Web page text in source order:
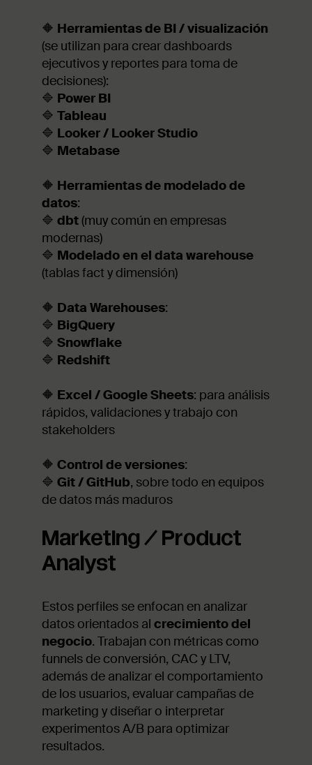
🔶 Herramientas de BI / visualización
(se utilizan para crear dashboards
ejecutivos y reportes para toma de
decisiones):
🔷 Power BI
🔷 Tableau
🔷 Looker / Looker Studio
🔷 Metabase
🔶 Herramientas de modelado de
datos:
🔷 dbt(muy común en empresas
modernas)
🔷 Modelado en el data warehouse
(tablas fact y dimensión)
🔶 Data Warehouses:
🔷 BigQuery
🔷 Snowflake
🔷 Redshift
🔶 Excel / Google Sheets: para análisis
rápidos, validaciones y trabajo con
stakeholders
🔶 Control de versiones:
🔷 Git / GitHub, sobre todo en equipos
de datos más maduros
Marketing / Product
Analyst
Estos perfiles se enfocan en analizar
datos orientados al crecimiento del
negocio. Trabajan con métricas como
funnels de conversión, CAC y LTV,
además de analizar el comportamiento
de los usuarios, evaluar campañas de
marketing y diseñar o interpretar
experimentos A/B para optimizar
resultados.